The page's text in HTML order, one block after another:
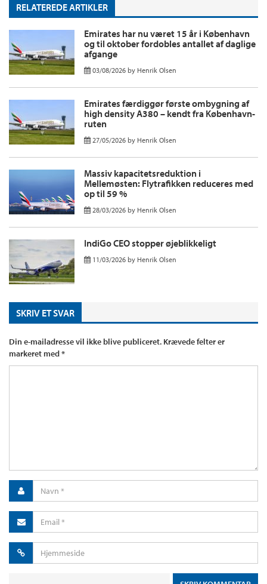
RELATEREDE ARTIKLER
Emirates har nu været 15 år i København
og til oktober fordobles antallet af daglige
afgange
03/08/2026 by Henrik Olsen
Emirates færdiggør første ombygning af
high density A380 – kendt fra København-
ruten
27/05/2026 by Henrik Olsen
Massiv kapacitetsreduktion i
Mellemøsten: Flytrafikken reduceres med
op til 59 %
28/03/2026 by Henrik Olsen
IndiGo CEO stopper øjeblikkeligt
11/03/2026 by Henrik Olsen
SKRIV ET SVAR
Din e-mailadresse vil ikke blive publiceret. Krævede felter er
markeret med*